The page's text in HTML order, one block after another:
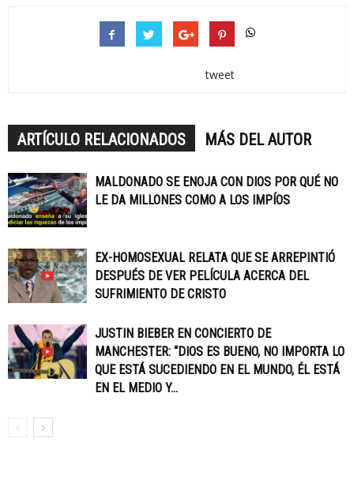
tweet
ARTÍCULO RELACIONADOS MÁS DEL AUTOR
MALDONADO SE ENOJA CON DIOS POR QUÉ NO
LE DA MILLONES COMO A LOS IMPÍOS
EX-HOMOSEXUAL RELATA QUE SE ARREPINTIÓ
DESPUÉS DE VER PELÍCULA ACERCA DEL
SUFRIMIENTO DE CRISTO
JUSTIN BIEBER EN CONCIERTO DE
MANCHESTER: “DIOS ES BUENO, NO IMPORTA LO
QUE ESTÁ SUCEDIENDO EN EL MUNDO, ÉL ESTÁ
EN EL MEDIO Y...